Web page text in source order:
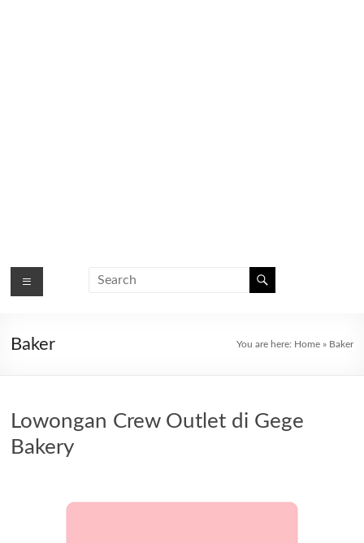
Baker You are here: Home» Baker
Lowongan Crew Outlet di Gege
Bakery